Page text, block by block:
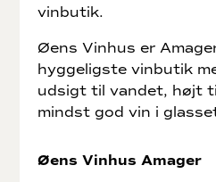
vinbutik.
Øens Vinhus er
hyggeligste vinbutik
udsigt til vandet, højt
mindst god vin i
Øens Vinhus Amager